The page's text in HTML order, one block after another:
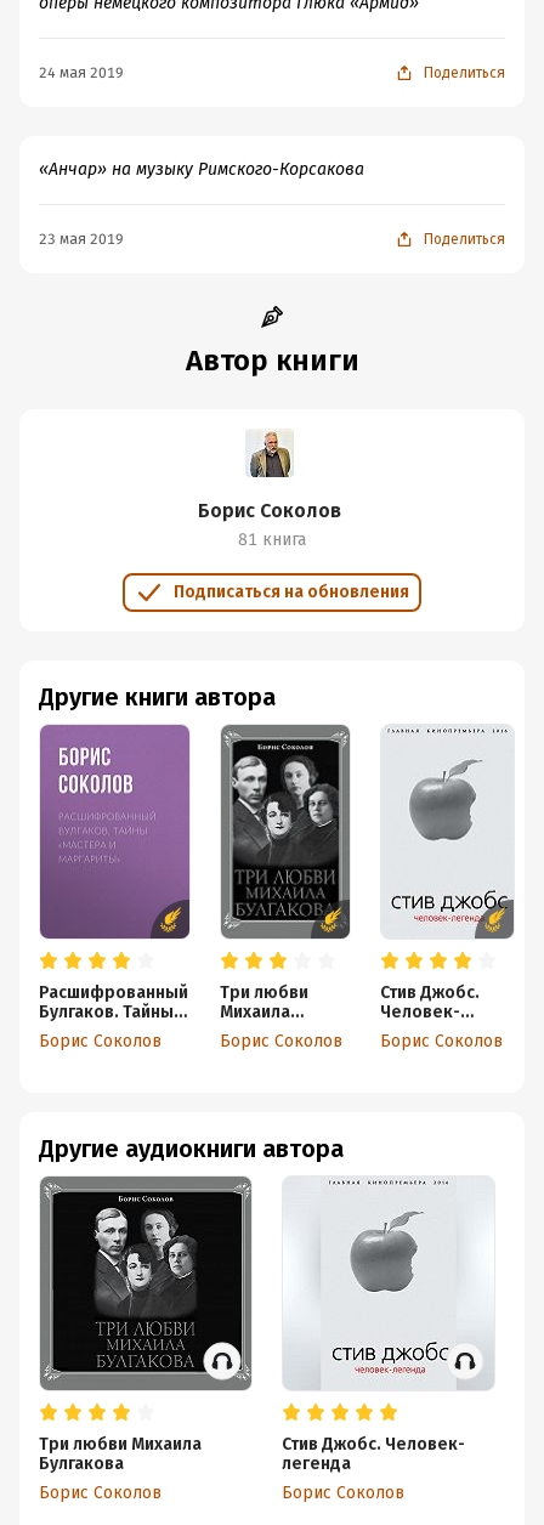
24 мая 2019 Поделиться
«Анчар» на музыку Римского-Корсакова
23 мая 2019 Поделиться
Автор книги
Борис Соколов
81 книга
Подписаться на обновления
Другие книги автора
Расшифрованный
Булгаков. Тайны
«Мастера и
Маргариты»
Борис Соколов
Три любви
Михаила
Булгакова
Борис Соколов
Стив Джобс.
Человек-
легенда
Борис Соколов
Другие аудиокниги автора
Три любви Михаила
Булгакова
Борис Соколов
Стив Джобс. Человек-
легенда
Борис Соколов